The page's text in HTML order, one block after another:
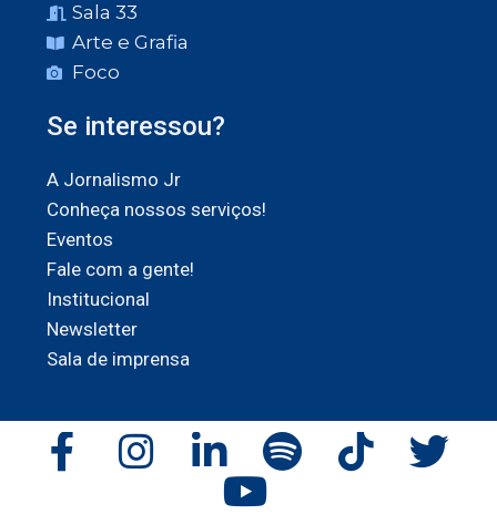
Sala 33
Arte e Grafia
Foco
Se interessou?
A Jornalismo Jr
Conheça nossos serviços!
Eventos
Fale com a gente!
Institucional
Newsletter
Sala de imprensa